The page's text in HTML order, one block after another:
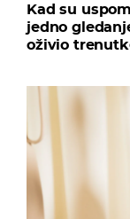
Kad su
jedno
oživio